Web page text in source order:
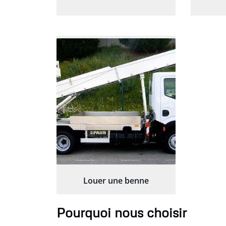
Louer une benne
Pourquoi nous choisir